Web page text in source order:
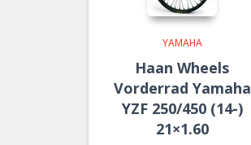
YAMAHA
Haan Wheels
Vorderrad Yamaha
YZF 250/450 (14-)
21×1.60